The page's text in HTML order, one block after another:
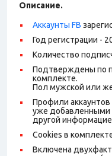
Описание.
Аккаунты FB
Год регистрации -
Количество
Подтверждены по
комплекте.
Пол мужской или
Профили аккаунтов
уже добавленными
другой
Cookies в
Включена